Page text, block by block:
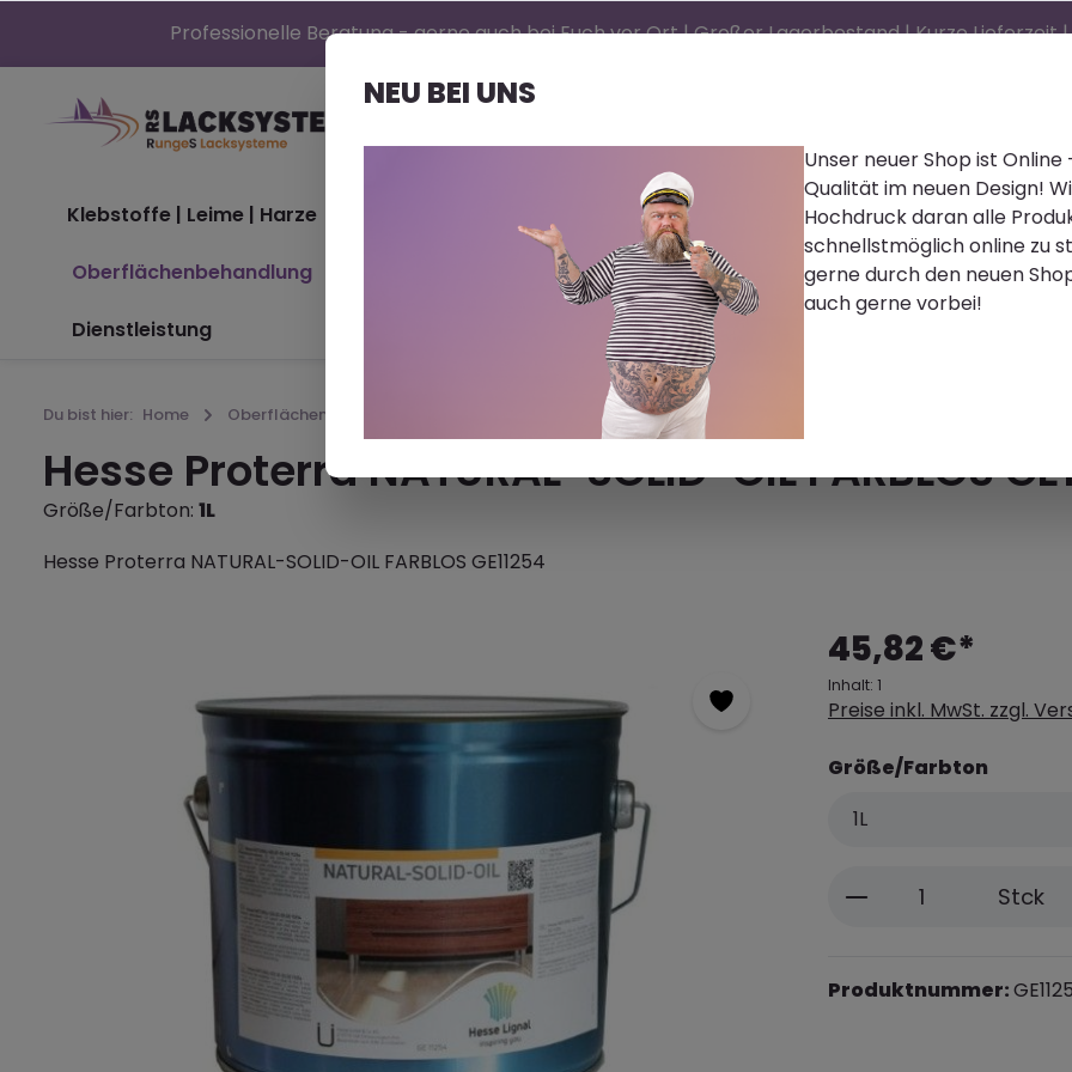
Professionelle Beratung - gerne auch bei Euch vor Ort | Großer Lagerbestand | Kurze
Klebstoffe | Leime | Harze Reinigen | Polieren Farbe | Lacke |
Oberflächenbehandlung Zubehör Bekleidung Palettenware
Dienstleistung
Du bist hier: Home Oberflächenbehandlung
Hesse Proterra NATURAL-SOLID-OIL FARBLOS
Größe/Farbton: 1L
Hesse Proterra NATURAL-SOLID-OIL FARBLOS GE11254
45,82 €*
Inhalt: 1
Preise inkl. MwSt. zzgl.
Größe/Farbton
Produkt Stck
Produktnummer:
NEU BEI UNS
Unser neuer Shop ist
Qualität im neuen Design!
Hochdruck daran alle
schnellstmöglich online zu
gerne durch den neuen
auch gerne vorbei!